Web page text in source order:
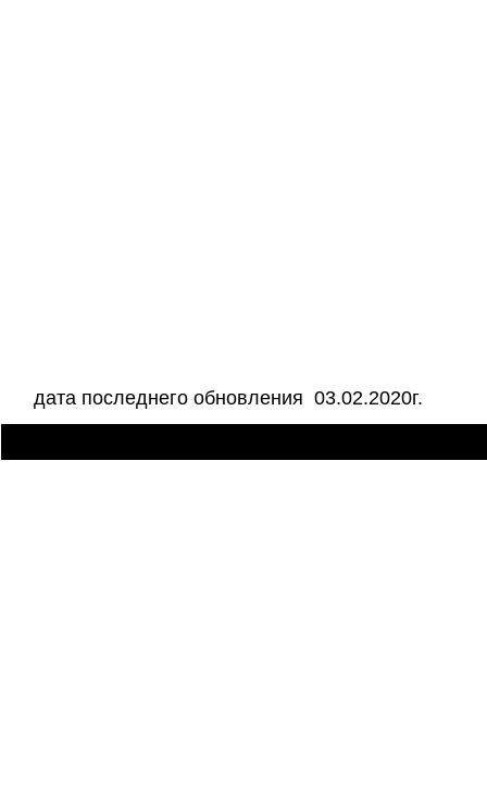
дата последнего обновления 03.02.2020г.